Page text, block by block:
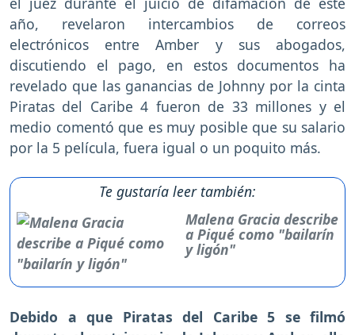
año, revelaron intercambios de correos
electrónicos entre Amber y sus abogados,
discutiendo el pago, en estos documentos ha
revelado que las ganancias de Johnny por la cinta
Piratas del Caribe 4 fueron de 33 millones y el
medio comentó que es muy posible que su salario
por la 5 película, fuera igual o un poquito más.
Te gustaría leer también:
Malena Gracia describe
a Piqué como "bailarín
y ligón"
Debido a que Piratas del Caribe 5 se filmó